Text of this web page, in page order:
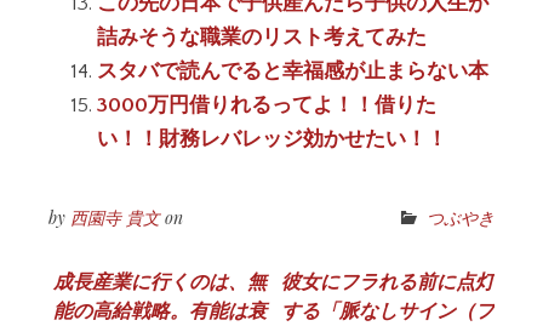
詰みそうな職業のリスト考えてみた
スタバで読んでると幸福感が止まらない本
3000万円借りれるってよ！！借りた
い！！財務レバレッジ効かせたい！！
by 西園寺 貴文on つぶやき
投
成長産業に行くのは、無
能の高給戦略。有能は衰
彼女にフラれる前に点灯
する「脈なしサイン（フ